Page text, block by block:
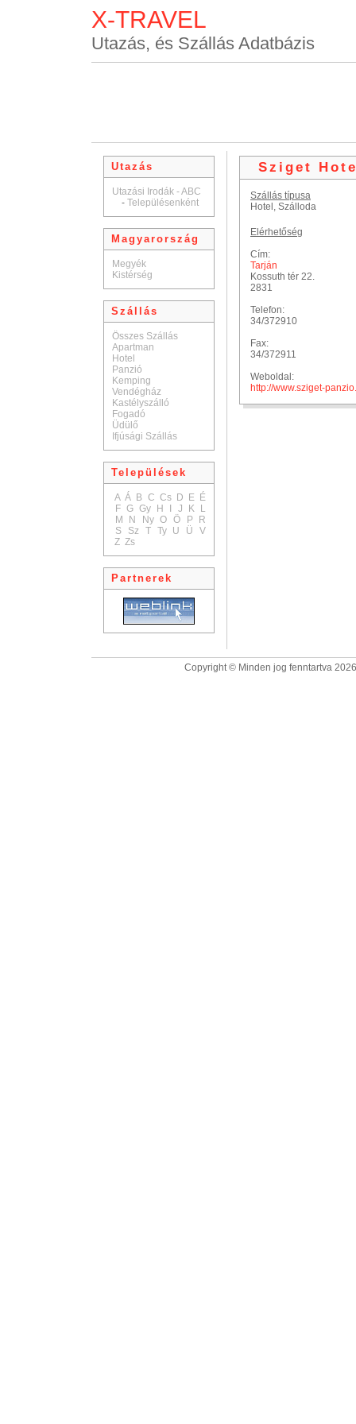
X-TRAVEL
Utazás, és Szállás Adatbázis
Utazás
Utazási Irodák - ABC
- Településenként
Magyarország
Megyék
Kistérség
Szállás
Összes Szállás
Apartman
Hotel
Panzió
Kemping
Vendégház
Kastélyszálló
Fogadó
Üdülő
Ifjúsági Szállás
Települések
A Á B C Cs D E É
F G Gy H J K
L
M
N Ny O Ö P
R
S
Sz T Ty U Ü
V
Z Zs
Partnerek
Sziget
Szállás típusa
Hotel, Szálloda
Elérhetőség
Cím:
Tarján
Kossuth tér 22.
2831
Telefon:
34/372910
Fax:
34/372911
Weboldal:
http://www.sziget-
Copyright © Minden jog fenntartva